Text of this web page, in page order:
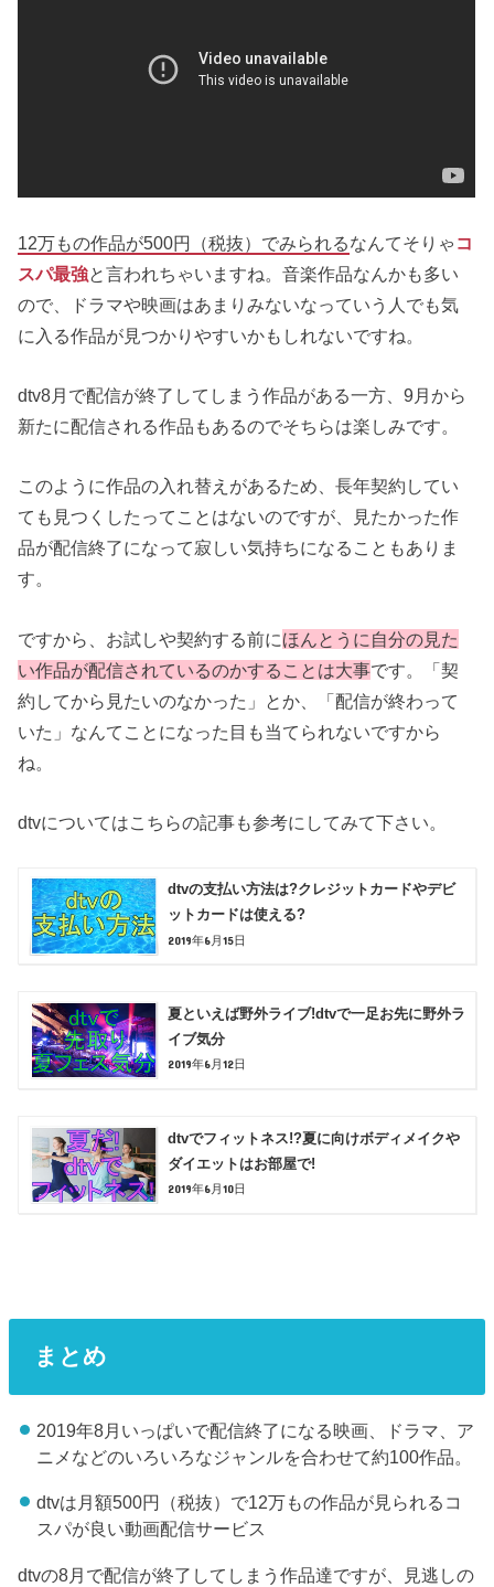
12万もの作品が500円（税抜）でみられるなんてそりゃ コ
スパ最強と言われちゃいますね。音楽作品なんかも多い
ので、ドラマや映画はあまりみないなっていう人でも気
に入る作品が見つかりやすいかもしれないですね。
dtv8月で配信が終了してしまう作品がある一方、9月から
新たに配信される作品もあるのでそちらは楽しみです。
このように作品の入れ替えがあるため、長年契約してい
ても見つくしたってことはないのですが、見たかった作
品が配信終了になって寂しい気持ちになることもありま
す。
ですから、お試しや契約する前にほんとうに自分の見た
い作品が配信されているのかすることは大事です。「契
約してから見たいのなかった」とか、「配信が終わって
いた」なんてことになった目も当てられないですから
ね。
dtvについてはこちらの記事も参考にしてみて下さい。
dtvの支払い方法は?クレジットカードやデビ
ットカードは使える?
2019年6月15日
夏といえば野外ライブ!dtvで一足お先に野外ラ
イブ気分
2019年6月12日
dtvでフィットネス!?夏に向けボディメイクや
ダイエットはお部屋で!
2019年6月10日
まとめ
2019年8月いっぱいで配信終了になる映画、ドラマ、ア
ニメなどのいろいろなジャンルを合わせて約100作品。
dtvは月額500円（税抜）で12万もの作品が見られるコ
スパが良い動画配信サービス
dtvの8月で配信が終了してしまう作品達ですが、見逃しの